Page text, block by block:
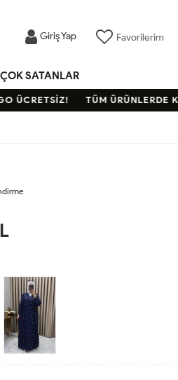
Giriş Yap Favorilerim
ÇOK SATANLAR
TÜM ÜRÜNLERDE